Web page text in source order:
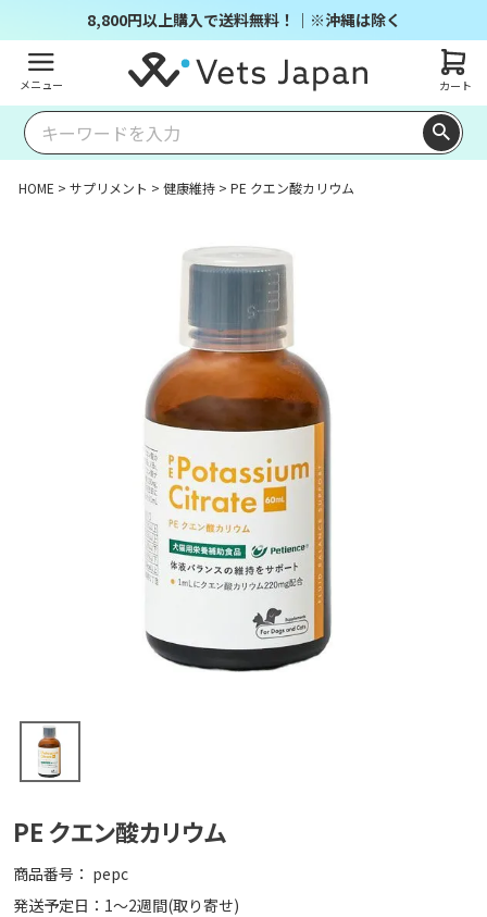
8,800円以上購入で送料無料！｜※沖縄は除く
メニュー カート
HOME サプリメント 健康維持 PE クエン酸カリウム
PE クエン酸カリウム
商品番号
pepc
発送予定日：1～2週間(取り寄せ)